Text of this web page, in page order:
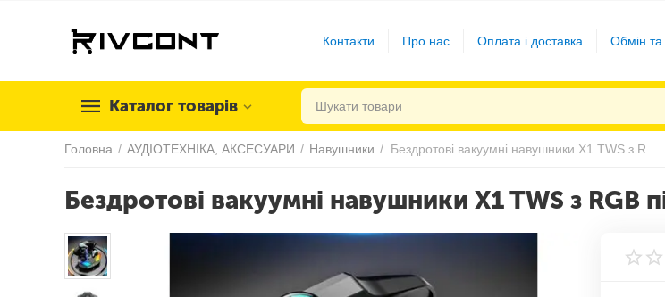
Контакти Про нас Оплата і доставка Обмін
Каталог товарів
Головна / АУДІОТЕХНІКА, АКСЕСУАРИ / Навушники /
Бездротові вакуумні навушники X1 TWS з RGB